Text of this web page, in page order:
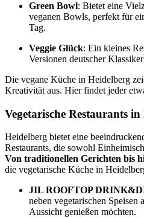
Green Bowl: Bietet eine
veganen Bowls, perfekt für
Tag.
Veggie Glück: Ein kleines
Versionen deutscher
Die vegane Küche in Heidelberg
Kreativität aus. Hier findet jeder
Vegetarische Restaurants
Heidelberg bietet eine
Restaurants, die sowohl
Von traditionellen Gerichten bis
die vegetarische Küche in
JIL ROOFTOP
neben vegetarischen Speisen
Aussicht genießen möchten.